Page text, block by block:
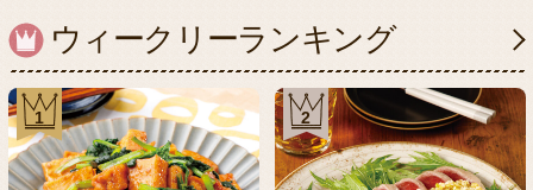
ウィークリーランキング
1 2